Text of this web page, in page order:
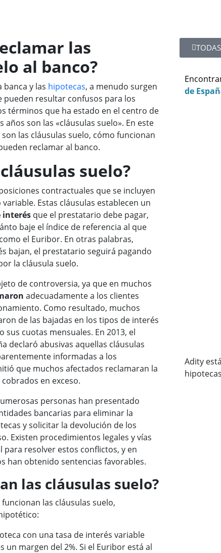
las
al banco?
banca y las hipotecas, a menudo surgen
resultar confusos para los
términos que ha estado en el centro de
son las «cláusulas suelo». En este
las cláusulas suelo, cómo funcionan
reclamar al banco.
suelo?
contractuales que se incluyen
Estas cláusulas establecen un
interés que el prestatario debe pagar,
baje el índice de referencia al que
el Euribor. En otras palabras,
bajan, el prestatario seguirá pagando
la cláusula suelo.
de controversia, ya que en muchos
adecuadamente a los clientes
Como resultado, muchos
de las bajadas en los tipos de interés
cuotas mensuales. En 2013, el
declaró abusivas aquellas cláusulas
informadas a los
que muchos afectados reclamaran la
en exceso.
personas han presentado
bancarias para eliminar la
y solicitar la devolución de los
Existen procedimientos legales y vías
para resolver estos conflictos, y en
han obtenido sentencias favorables.
las cláusulas suelo?
las cláusulas suelo,
con una tasa de interés variable
un margen del 2%. Si el Euribor está al
de
Adity